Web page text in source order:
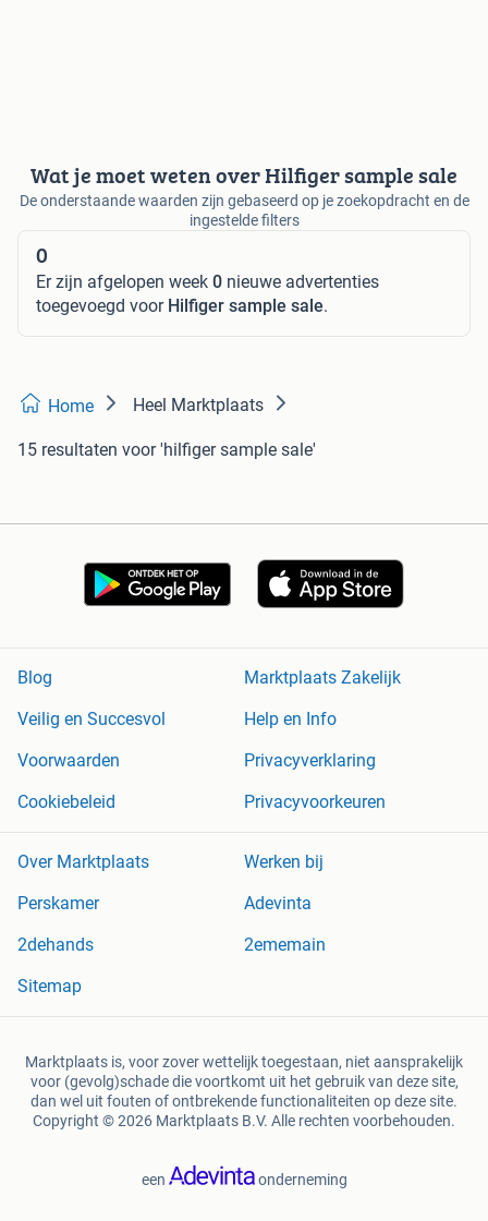
Wat je moet weten over Hilfiger sample sale
De onderstaande waarden zijn gebaseerd op je zoekopdracht en de
ingestelde filters
0
Er zijn afgelopen week 0 nieuwe advertenties
toegevoegd voor Hilfiger sample sale.
Home Heel Marktplaats
15 resultaten voor 'hilfiger sample sale'
Blog
Marktplaats Zakelijk
Veilig en Succesvol
Help en Info
Voorwaarden
Privacyverklaring
Cookiebeleid
Privacyvoorkeuren
Over Marktplaats
Werken bij
Perskamer
Adevinta
2dehands
2ememain
Sitemap
Marktplaats is, voor zover wettelijk toegestaan, niet aansprakelijk
voor (gevolg)schade die voortkomt uit het gebruik van deze site,
dan wel uit fouten of ontbrekende functionaliteiten op deze site.
Copyright © 2026 Marktplaats B.V. Alle rechten voorbehouden.
een onderneming